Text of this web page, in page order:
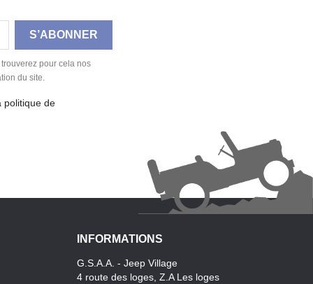
pour cela nos
du site.
politique de
INFORMATIONS
G.S.A.A. - Jeep Village
4 route des loges, Z.A Les loges